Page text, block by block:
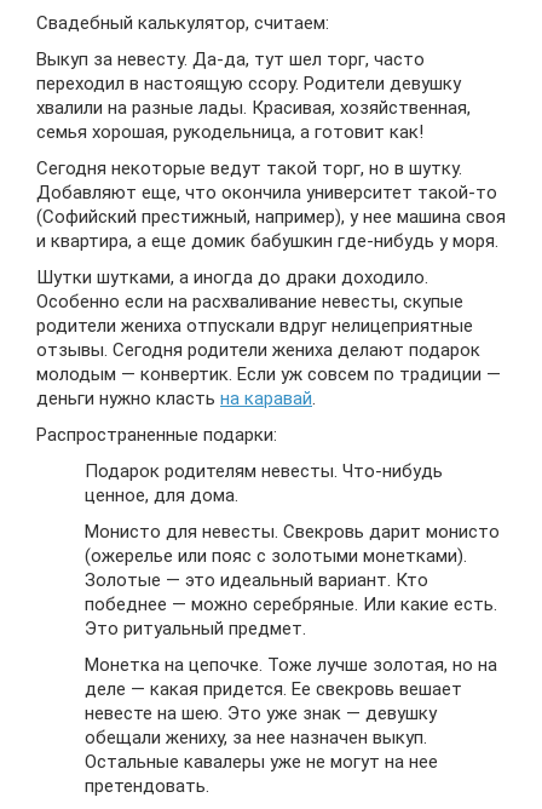
Свадебный калькулятор, считаем:
Выкуп за невесту. Да-да, тут шел торг, часто
переходил в настоящую ссору. Родители девушку
хвалили на разные лады. Красивая, хозяйственная,
семья хорошая, рукодельница, а готовит как!
Сегодня некоторые ведут такой торг, но в шутку.
Добавляют еще, что окончила университет такой-то
(Софийский престижный, например), у нее машина своя
и квартира, а еще домик бабушкин где-нибудь у моря.
Шутки шутками, а иногда до драки доходило.
Особенно если на расхваливание невесты, скупые
родители жениха отпускали вдруг нелицеприятные
отзывы. Сегодня родители жениха делают подарок
молодым — конвертик. Если уж совсем по традиции —
деньги нужно класть на каравай.
Распространенные подарки:
Подарок родителям невесты. Что-нибудь
ценное, для дома.
Монисто для невесты. Свекровь дарит монисто
(ожерелье или пояс с золотыми монетками).
Золотые — это идеальный вариант. Кто
победнее — можно серебряные. Или какие есть.
Это ритуальный предмет.
Монетка на цепочке. Тоже лучше золотая, но на
деле — какая придется. Ее свекровь вешает
невесте на шею. Это уже знак — девушку
обещали жениху, за нее назначен выкуп.
Остальные кавалеры уже не могут на нее
претендовать.